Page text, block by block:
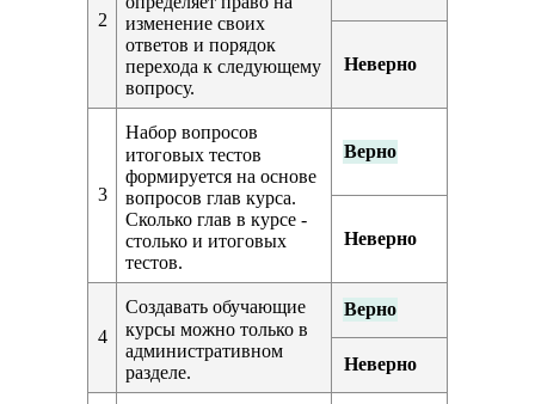
2
изменение своих
ответов и порядок
перехода к следующему
вопросу.
Неверно
3
Набор вопросов
итоговых тестов
формируется на основе
вопросов глав курса.
Сколько глав в курсе -
столько и итоговых
тестов.
Верно
Неверно
4
Создавать обучающие
курсы можно только в
административном
разделе.
Верно
Неверно